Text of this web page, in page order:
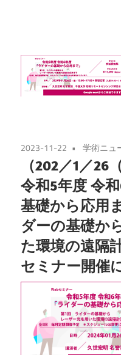
2023-11-22 学術ニュ
（202／1／26
令和5年度 令
基礎から応用
ダーの基礎か
た環境の遠隔
セミナー開催